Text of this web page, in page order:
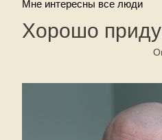
Мне интересны все люди
Хорошо